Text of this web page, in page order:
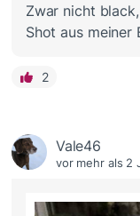
Zwar nicht
Shot aus meiner
2
Vale46
vor mehr als 2